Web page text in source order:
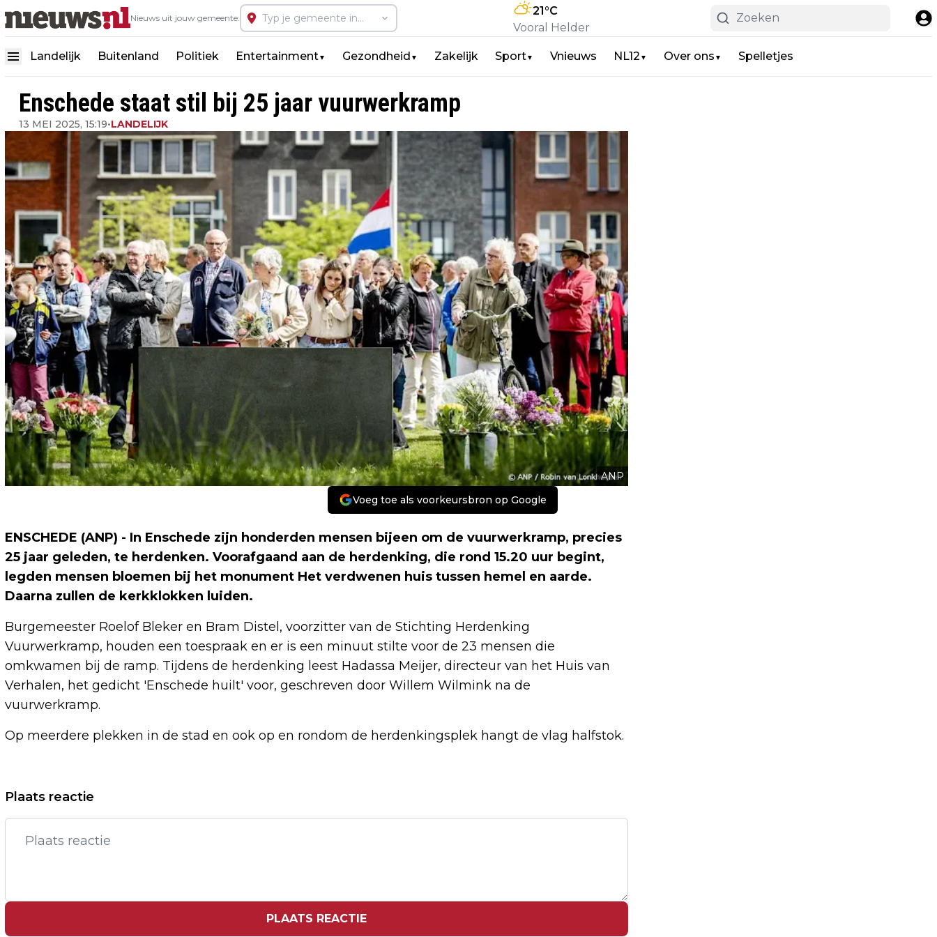
Nieuws uit jouw gemeente:
21°C
Vooral Helder
Landelijk Buitenland Politiek Entertainment▼ Gezondheid ▼ Zakelijk Sport▼ Vnieuws NL12 ▼ Over ons ▼ Spelletjes
Enschede staat stil bij 25 jaar vuurwerkramp
13 MEI 2025, 15:19•LANDELIJK
ANP
Voeg toe als voorkeursbron op Google
ENSCHEDE (ANP) - In Enschede zijn honderden mensen bijeen om de vuurwerkramp, precies
25 jaar geleden, te herdenken. Voorafgaand aan de herdenking, die rond 15.20 uur begint,
legden mensen bloemen bij het monument Het verdwenen huis tussen hemel en aarde.
Daarna zullen de kerkklokken luiden.
Burgemeester Roelof Bleker en Bram Distel, voorzitter van de Stichting Herdenking
Vuurwerkramp, houden een toespraak en er is een minuut stilte voor de 23 mensen die
omkwamen bij de ramp. Tijdens de herdenking leest Hadassa Meijer, directeur van het Huis van
Verhalen, het gedicht 'Enschede huilt' voor, geschreven door Willem Wilmink na de
vuurwerkramp.
Op meerdere plekken in de stad en ook op en rondom de herdenkingsplek hangt de vlag halfstok.
Vorig artikel
FORTUNA SITTARD UITGESLOTEN VAN
EUROPESE PLAY-OFFS DOOR
FNV STELT NIEUW TIJDELIJK BESTUUR
Plaats reactie
PLAATS REACTIE